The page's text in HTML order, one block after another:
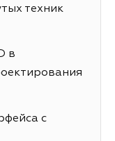
техник
в
с